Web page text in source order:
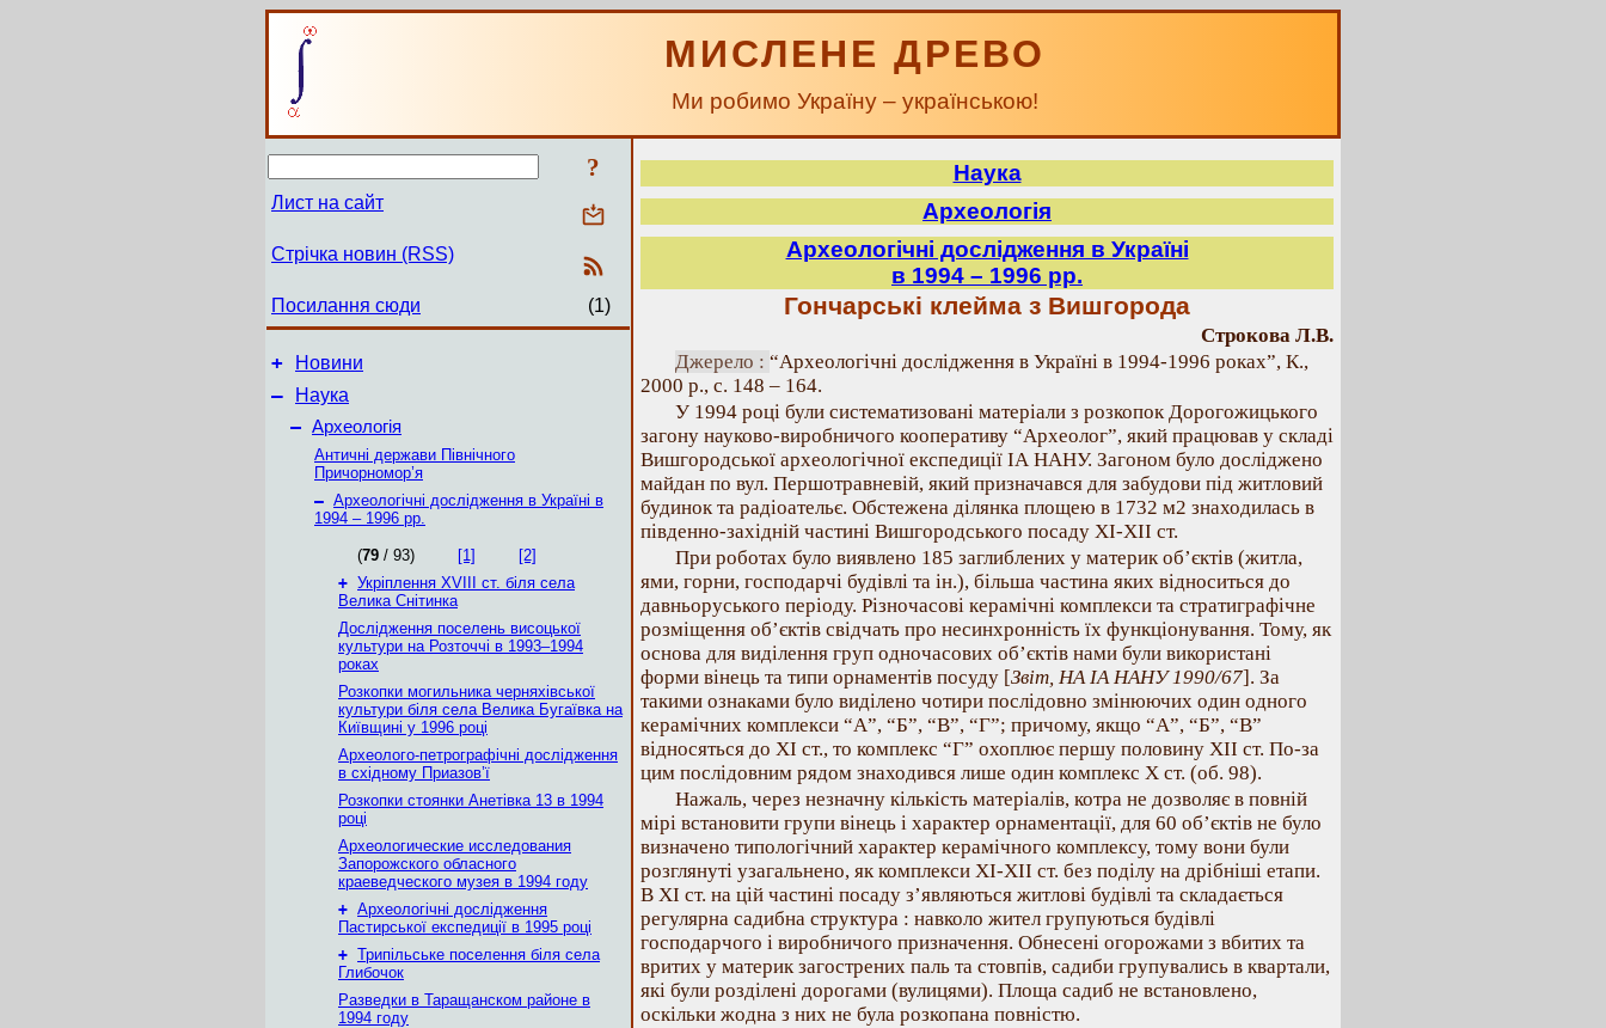
МИСЛЕНЕ ДРЕВО
Ми робимо Україну – українською!
?
Лист на сайт
Стрічка новин (RSS)
Посилання сюди (1)
+ Новини
–
Наука
– Археологія
Античні держави Північного
Причорномор’я
– Археологічні дослідження в Україні в
1994 – 1996 рр.
(79 / 93) [1]
[2]
+ Укріплення XVIII ст. біля села
Велика Снітинка
Дослідження поселень висоцької
культури на Розточчі в 1993–1994
роках
Розкопки могильника черняхівської
культури біля села Велика Бугаївка на
Київщині у 1996 році
Археолого-петрографічні дослідження
в східному Приазов’ї
Розкопки стоянки Анетівка 13 в 1994
році
Археологические исследования
Запорожского обласного
краеведческого музея в 1994 году
+ Археологічні дослідження
Пастирської експедиції в 1995 році
+ Трипільське поселення біля села
Глибочок
Разведки в Таращанском районе в
1994 году
Наука
Археологія
Археологічні дослідження в Україні
в 1994 – 1996 рр.
Гончарські клейма з Вишгорода
Строкова Л.В.
Джерело : “Археологічні дослідження в Україні в 1994-1996 роках”, К.,
2000 р., с. 148 – 164.
У 1994 році були систематизовані матеріали з розкопок Дорогожицького
загону науково-виробничого кооперативу “Археолог”, який працював у складі
Вишгородської археологічної експедиції ІА НАНУ. Загоном було досліджено
майдан по вул. Першотравневій, який призначався для забудови під житловий
будинок та радіоательє. Обстежена ділянка площею в 1732 м2 знаходилась в
південно-західній частині Вишгородського посаду ХІ-XII ст.
При роботах було виявлено 185 заглиблених у материк об’єктів (житла,
ями, горни, господарчі будівлі та ін.), більша частина яких відноситься до
давньоруського періоду. Різночасові керамічні комплекси та стратиграфічне
розміщення об’єктів свідчать про несинхронність їх функціонування. Тому, як
основа для виділення груп одночасових об’єктів нами були використані
форми вінець та типи орнаментів посуду [Звіт, НА ІА НАНУ 1990/67]. За
такими ознаками було виділено чотири послідовно змінюючих один одного
керамічних комплекси “А”, “Б”, “В”, “Г”; причому, якщо “А”, “Б”, “В”
відносяться до ХІ ст., то комплекс “Г” охоплює першу половину XII ст. По-за
цим послідовним рядом знаходився лише один комплекс Х ст. (об. 98).
Нажаль, через незначну кількість матеріалів, котра не дозволяє в повній
мірі встановити групи вінець і характер орнаментації, для 60 об’єктів не було
визначено типологічний характер керамічного комплексу, тому вони були
розглянуті узагальнено, як комплекси ХІ-XII ст. без поділу на дрібніші етапи.
В ХІ ст. на цій частині посаду з’являються житлові будівлі та складається
регулярна садибна структура : навколо жител групуються будівлі
господарчого і виробничого призначення. Обнесені огорожами з вбитих та
вритих у материк загострених паль та стовпів, садиби групувались в квартали,
які були розділені дорогами (вулицями). Площа садиб не встановлено,
оскільки жодна з них не була розкопана повністю.